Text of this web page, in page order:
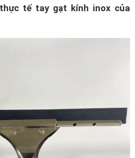
tế tay gạt kính inox của